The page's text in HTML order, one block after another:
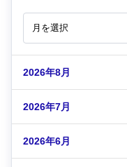
2026年8月
2026年7月
2026年6月